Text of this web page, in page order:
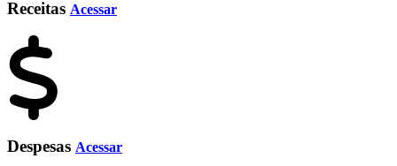
Receitas Acessar
Despesas Acessar